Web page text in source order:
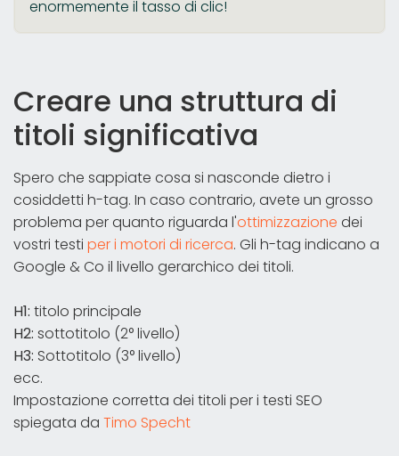
enormemente il tasso di clic!
Creare una struttura di
titoli significativa
Spero che sappiate cosa si nasconde dietro i
cosiddetti h-tag. In caso contrario, avete un grosso
problema per quanto riguarda l'ottimizzazione dei
vostri testi per i motori di ricerca. Gli h-tag indicano a
Google & Co il livello gerarchico dei titoli.
H1: titolo principale
H2: sottotitolo (2° livello)
H3: Sottotitolo (3° livello)
ecc.
Impostazione corretta dei titoli per i testi SEO
spiegata da Timo Specht